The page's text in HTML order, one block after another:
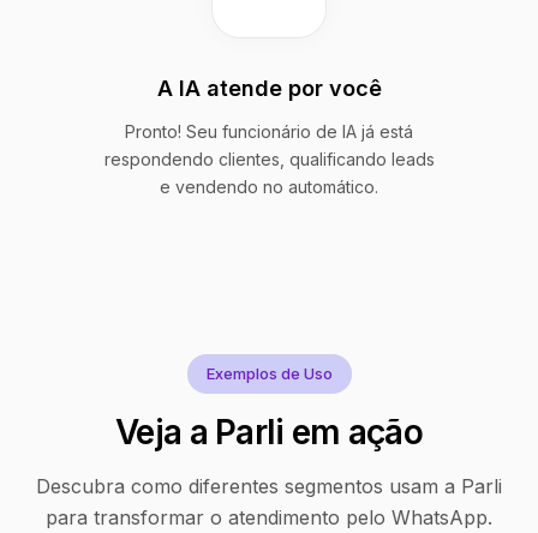
A IA atende por você
Pronto! Seu funcionário de IA já está
respondendo clientes, qualificando leads
e vendendo no automático.
Exemplos de Uso
Veja a Parli em ação
Descubra como diferentes segmentos usam a Parli
para transformar o atendimento pelo WhatsApp.